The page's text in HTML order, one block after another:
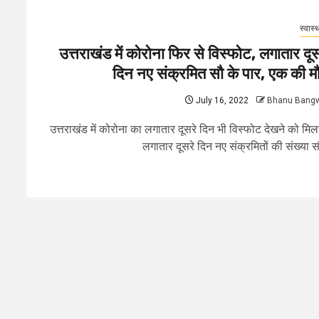
उत्तराखंड में कोरोना फिर से विस्फोट, लगातार
दिन नए संक्रमित सौ के पार, एक की
July 16, 2022 Bhanu
उत्तराखंड में कोरोना का लगातार दूसरे दिन भी विस्फोट देखने को
लगातार दूसरे दिन नए संक्रमितों की संख्या